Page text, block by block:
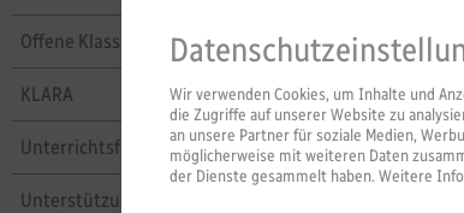
Offene Klassen
KLARA
Unterrichtsfächer und Züge
Unterstützungsangebote
Wir verwenden Cookies, um Inhalte und
die Zugriffe auf unserer Website zu
an unsere Partner für soziale Medien,
möglicherweise mit weiteren Daten
der Dienste gesammelt haben. Weitere